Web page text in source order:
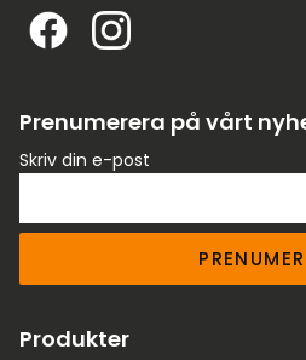
Prenumerera på vårt
Skriv din e-post
Produkter